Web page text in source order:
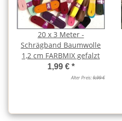
20 x 3 Meter -
Schrägband Baumwolle
1,2 cm FARBMIX gefalzt
1,99 € *
Alter Preis:9,99 €